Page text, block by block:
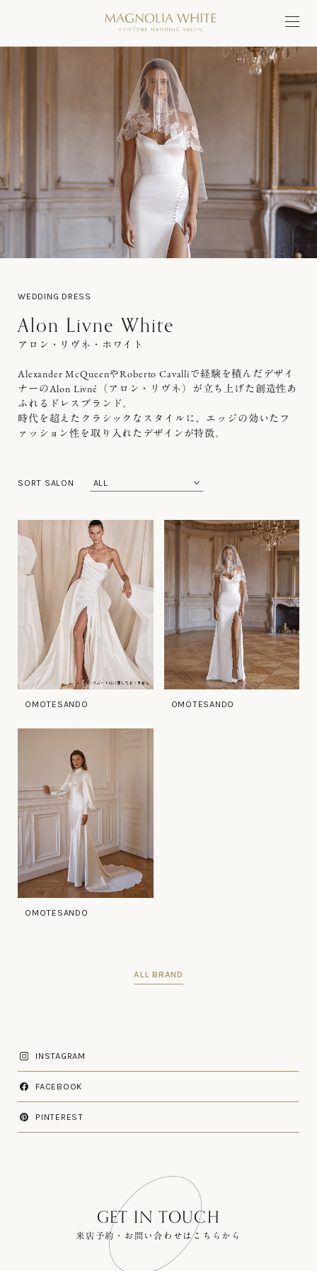
WEDDING DRESS
Alon Livne White
アロン・リヴネ・ホワイト
Alexander McQueenやRoberto Cavalliで経験を積んだデザイ
ナーのAlon Livné（アロン・リヴネ）が立ち上げた創造性あ
ふれるドレスブランド。
時代を超えたクラシックなスタイルに、エッジの効いたフ
ァッション性を取り入れたデザインが特徴。
SORT SALON
OMOTESANDO OMOTESANDO
OMOTESANDO
ALL BRAND
INSTAGRAM
FACEBOOK
PINTEREST
GET IN TOUCH
来店予約・お問い合わせはこちらから